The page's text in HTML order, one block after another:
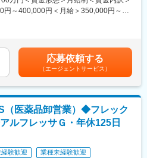
じて月10万円～30万円＋年間100万円
収580万円（未経験者）
収760万円（未経験者）
収1,100万円
収1,500万円
、訪問歯科支援まで、歯科DXを総合的
来から訪問へ」という業界変革の追い
いただきます。
イティブの制作ディレクション
の調整・折衝
予実管理、集客数値のレポーティング
のサポート
ーションおよび関連Web制作物のディ
円～400,000円＜月給＞350,000円～
です。
応募依頼する
（エージェントサービス）
（医薬品卸営業）◆フレック
ルフレッサＧ・年休125日
験歓迎 業種未経験歓迎